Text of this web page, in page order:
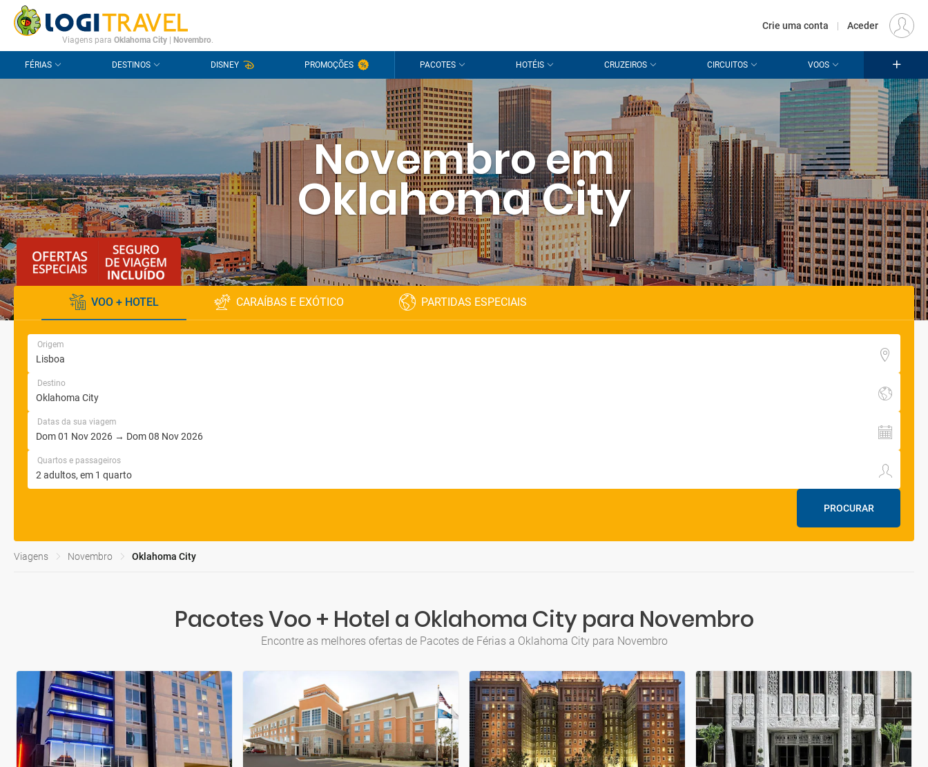
CONTACTO PERGUNTAS FREQUENTES EUR
Viagens para Oklahoma City Novembro.
Crie uma conta | Aceder
FÉRIAS DESTINOS DISNEY PROMOÇÕES PACOTES HOTÉIS CRUZEIROS CIRCUITOS VOOS
Novembro em
Oklahoma City
VOO + HOTEL CARAÍBAS E EXÓTICO PARTIDAS ESPECIAIS
Origem
Destino
Datas da sua viagem
Quartos e passageiros
PROCURAR
Viagens Novembro Oklahoma City
Pacotes Voo + Hotel a Oklahoma City para Novembro
Encontre as melhores ofertas de Pacotes de Férias a Oklahoma City para Novembro